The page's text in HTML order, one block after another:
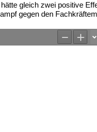
gleich zwei positive
gegen den